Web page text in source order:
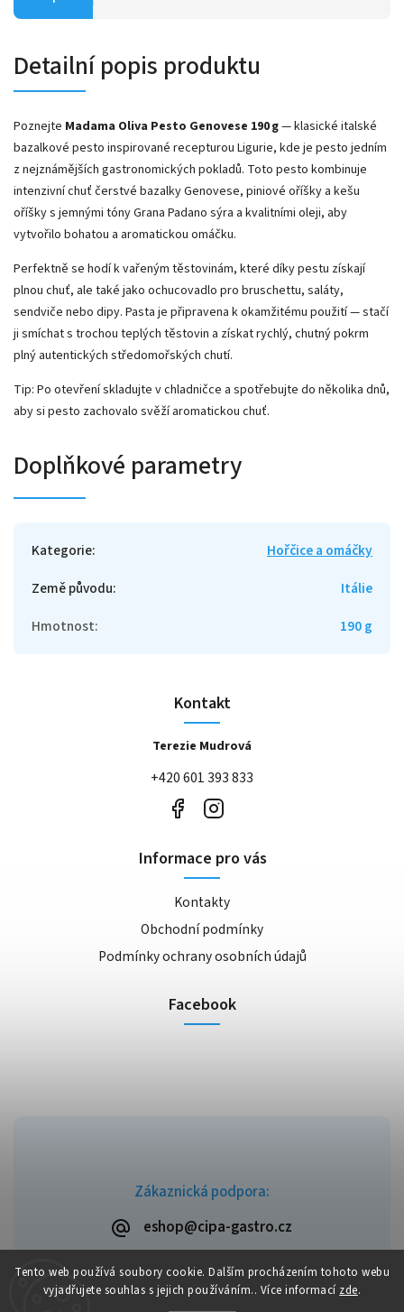
Tento web používá soubory cookie. Dalším procházením tohoto webu
vyjadřujete souhlas s jejich používáním.. Více informací zde.
Detailní popis produktu
Poznejte Madama Oliva Pesto Genovese 190 g— klasické italské
bazalkové pesto inspirované recepturou Ligurie, kde je pesto jedním
z nejznámějších gastronomických pokladů. Toto pesto kombinuje
intenzivní chuť čerstvé bazalky Genovese, piniové oříšky a kešu
oříšky s jemnými tóny Grana Padano sýra a kvalitními oleji, aby
vytvořilo bohatou a aromatickou omáčku.
Perfektně se hodí k vařeným těstovinám, které díky pestu získají
plnou chuť, ale také jako ochucovadlo pro bruschettu, saláty,
sendviče nebo dipy. Pasta je připravena k okamžitému použití — stačí
ji smíchat s trochou teplých těstovin a získat rychlý, chutný pokrm
plný autentických středomořských chutí.
Tip: Po otevření skladujte v chladničce a spotřebujte do několika dnů,
aby si pesto zachovalo svěží aromatickou chuť.
Doplňkové parametry
Kategorie:
Hořčice a omáčky
Země původu:
Itálie
Hmotnost: 190 g
Zákaznická podpora:
eshop@cipa-gastro.cz
Kontakt
Terezie Mudrová
+420 601 393 833
Informace pro vás
Kontakty
Obchodní podmínky
Podmínky ochrany osobních údajů
Facebook